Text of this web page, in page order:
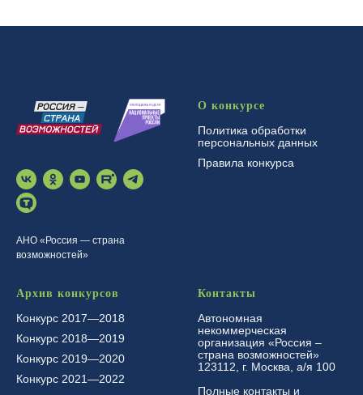
АНО «Россия — страна
возможностей»
О конкурсе
Политика обработки
персональных данных
Правила конкурса
Архив конкурсов
Конкурс 2017—2018
Конкурс 2018—2019
Конкурс 2019—2020
Конкурс 2021—2022
Контакты
Автономная
некоммерческая
организация «Россия –
страна возможностей»
123112, г. Москва, а/я 100
Полные контакты и